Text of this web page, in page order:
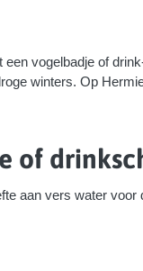
vogelbadje of
winters. Op
of
aan vers water